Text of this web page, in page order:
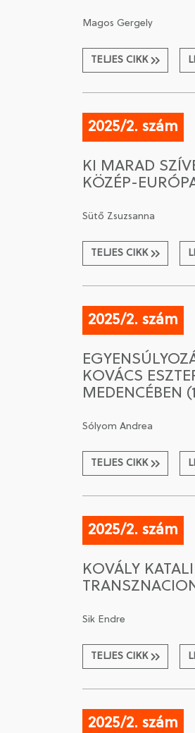
Magos Gergely
TELJES CIKK
2025/2. szám
KI MARAD
KÖZÉP-
Sütő Zsuzsanna
TELJES CIKK
2025/2. szám
KOVÁCS
MEDENCÉBEN
Sólyom Andrea
TELJES CIKK
2025/2. szám
KOVÁLY
Sik Endre
TELJES CIKK
2025/2. szám